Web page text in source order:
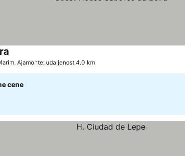
Ajamonte: udaljenost 4.0 km
cene